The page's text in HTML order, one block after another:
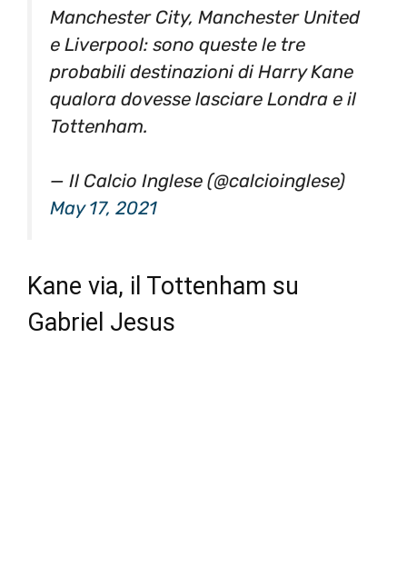
Manchester City, Manchester United
e Liverpool: sono queste le tre
probabili destinazioni di Harry Kane
qualora dovesse lasciare Londra e il
Tottenham.
— Il Calcio Inglese (@calcioinglese)
May 17, 2021
Kane via, il Tottenham su
Gabriel Jesus